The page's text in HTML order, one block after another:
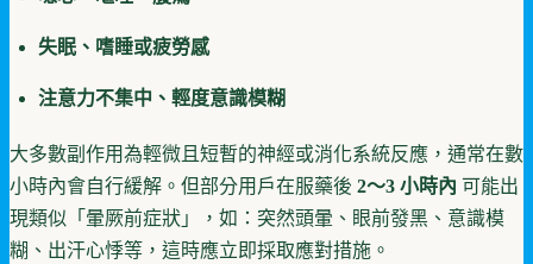
失眠、嗜睡或疲勞感
注意力不集中、輕度意識模糊
大多數副作用為輕微且短暫的神經或消化系統反應，通常在數
小時內會自行緩解。但部分用戶在服藥後 2～3 小時內 可能出
現類似「暈厥前症狀」，如：突然頭暈、眼前發黑、意識模
糊、出汗心悸等，這時應立即採取應對措施。